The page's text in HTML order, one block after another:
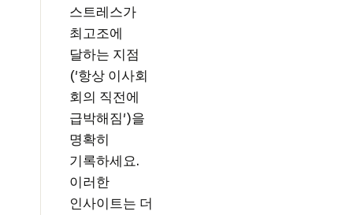
스트레스가
최고조에
달하는 지점
('항상 이사회
회의 직전에
급박해짐')을
명확히
기록하세요.
이러한
인사이트는 더